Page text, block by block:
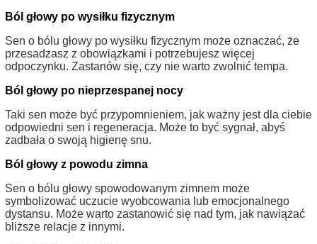
Ból głowy po wysiłku fizycznym
Sen o bólu głowy po wysiłku fizycznym może oznaczać, że
przesadzasz z obowiązkami i potrzebujesz więcej
odpoczynku. Zastanów się, czy nie warto zwolnić tempa.
Ból głowy po nieprzespanej nocy
Taki sen może być przypomnieniem, jak ważny jest dla ciebie
odpowiedni sen i regeneracja. Może to być sygnał, abyś
zadbała o swoją higienę snu.
Ból głowy z powodu zimna
Sen o bólu głowy spowodowanym zimnem może
symbolizować uczucie wyobcowania lub emocjonalnego
dystansu. Może warto zastanowić się nad tym, jak nawiązać
bliższe relacje z innymi.